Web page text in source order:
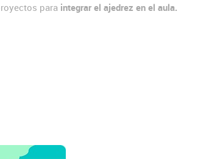
para integrar el ajedrez en el aula.